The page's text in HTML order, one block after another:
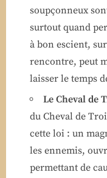
soupçonneux
surtout quand
à bon escient,
rencontre, peut
laisser le temps
Le Cheval de
du Cheval de
cette loi : un
les ennemis,
permettant de